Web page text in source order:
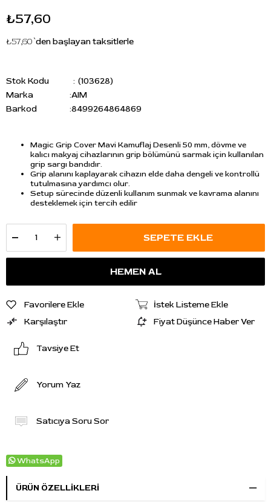
₺57,60
₺57,60`den başlayan taksitlerle
Stok Kodu
(103628)
Marka
:AIM
Barkod
:8499264864869
Magic Grip Cover Mavi Kamuflaj Desenli 50 mm, dövme ve
kalıcı makyaj cihazlarının grip bölümünü sarmak için kullanılan
grip sargı bandıdır.
Grip alanını kaplayarak cihazın elde daha dengeli ve kontrollü
tutulmasına yardımcı olur.
Setup sürecinde düzenli kullanım sunmak ve kavrama alanını
desteklemek için tercih edilir
Favorilere Ekle
İstek Listeme Ekle
Karşılaştır
Fiyat Düşünce Haber Ver
Tavsiye Et
Yorum Yaz
Satıcıya Soru Sor
WhatsApp
ÜRÜN ÖZELLIKLERI